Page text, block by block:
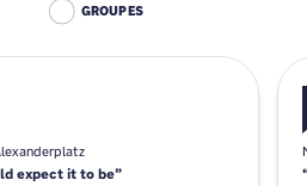
GROUPES
expect it to be